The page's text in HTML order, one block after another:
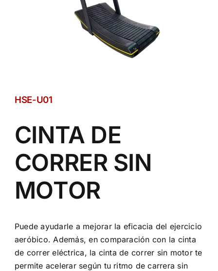
HSE-U01
CINTA DE
CORRER SIN
MOTOR
Puede ayudarle a mejorar la eficacia del ejercicio
aeróbico. Además, en comparación con la cinta
de correr eléctrica, la cinta de correr sin motor te
permite acelerar según tu ritmo de carrera sin